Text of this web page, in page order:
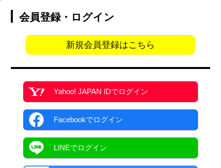
会員登録・ログイン
新規会員登録はこちら
Yahoo! JAPAN IDでログイン
Facebookでログイン
LINEでログイン